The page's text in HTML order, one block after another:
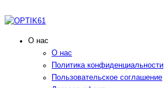
О нас
О нас
Политика конфиденциальности
Пользовательское соглашение